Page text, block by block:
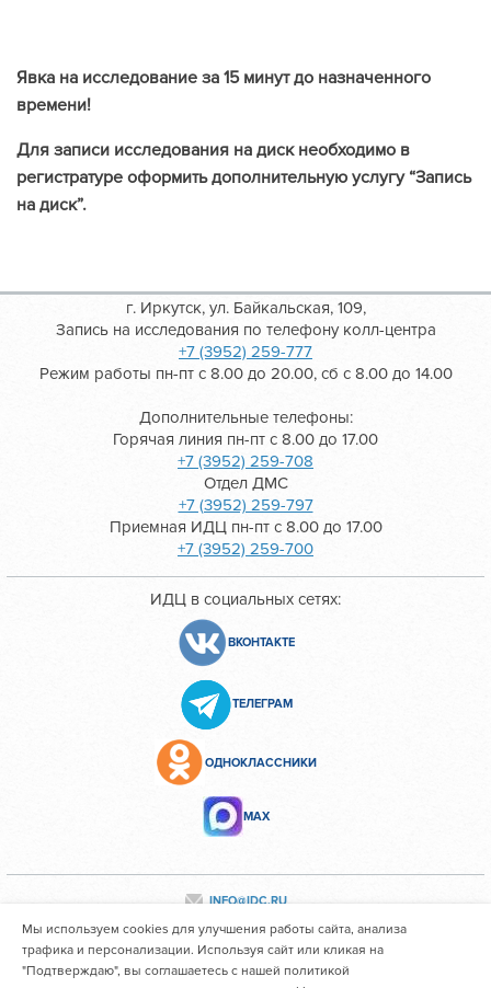
Явка на исследование за 15 минут до назначенного
времени!
Для записи исследования на диск необходимо в
регистратуре оформить дополнительную услугу “Запись
на диск”.
г. Иркутск, ул. Байкальская, 109,
Запись на исследования по телефону колл-центра
+7 (3952) 259-777
Режим работы пн-пт с 8.00 до 20.00, сб с 8.00 до 14.00
Дополнительные телефоны:
Горячая линия пн-пт с 8.00 до 17.00
+7 (3952) 259-708
Отдел ДМС
+7 (3952) 259-797
Приемная ИДЦ пн-пт с 8.00 до 17.00
+7 (3952) 259-700
ИДЦ в социальных сетях:
ВКОНТАКТЕ
ТЕЛЕГРАМ
ОДНОКЛАССНИКИ
МАХ
INFO@IDC.RU
Все персональные данные сотрудников размещены с их
Мы используем cookies для улучшения работы сайта, анализа
трафика и персонализации. Используя сайт или кликая на
"Подтверждаю", вы соглашаетесь с нашей политикой